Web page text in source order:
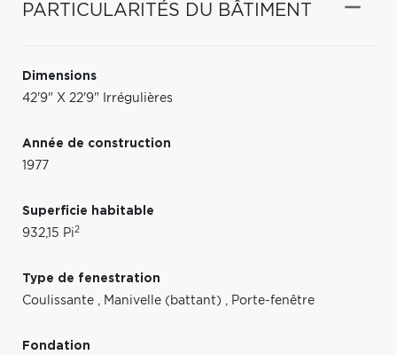
PARTICULARITÉS DU BÂTIMENT
Dimensions
42'9" X 22'9" Irrégulières
Année de construction
1977
Superficie habitable
932,15 Pi2
Type de fenestration
Coulissante , Manivelle (battant) , Porte-fenêtre
Fondation